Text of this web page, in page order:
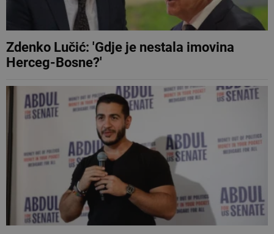
Zdenko Lučić: 'Gdje je nestala imovina
Herceg-Bosne?'